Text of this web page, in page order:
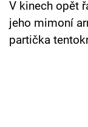
Přihlášení
V kinech opět
jeho mimoní
partička